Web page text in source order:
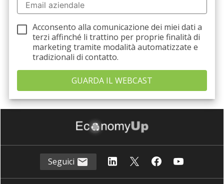
Acconsento alla comunicazione dei miei dati a
terzi affinché li trattino per proprie finalità di
marketing tramite modalità automatizzate e
tradizionali di contatto.
Seguici